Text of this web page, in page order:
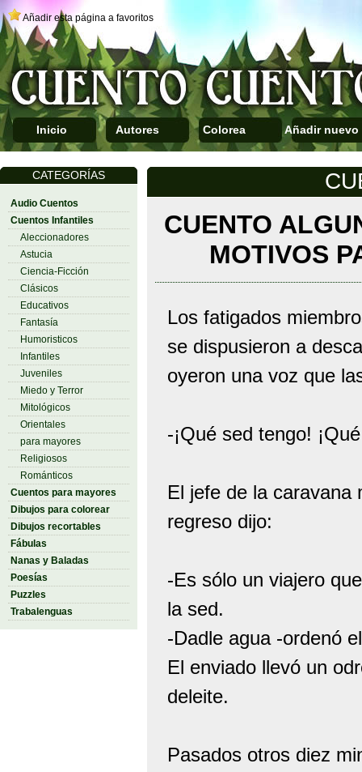
Añadir esta página a favoritos
Inicio Autores Colorea Añadir nuevo
CATEGORÍAS
Audio Cuentos
Cuentos Infantiles
Aleccionadores
Astucia
Ciencia-Ficción
Clásicos
Educativos
Fantasía
Humoristicos
Infantiles
Juveniles
Miedo y Terror
Mitológicos
Orientales
para mayores
Religiosos
Románticos
Cuentos para mayores
Dibujos para colorear
Dibujos recortables
Fábulas
Nanas y Baladas
Poesías
Puzzles
Trabalenguas
CUENTO
MOTIVOS
Los fatigados
se dispusieron a
oyeron una voz que
-¡Qué sed tengo!
El jefe de la caravana
regreso dijo:
-Es sólo un viajero
la sed.
-Dadle agua -ordenó
El enviado llevó un
deleite.
Pasados otros diez